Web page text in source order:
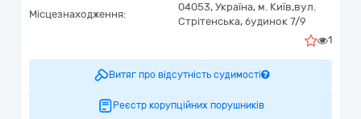
Місцезнаходження:
04053, Україна, м. Київ,вул.
Стрітенська, будинок 7/9
1
Витяг про відсутність судимості
Реєстр корупційних порушників